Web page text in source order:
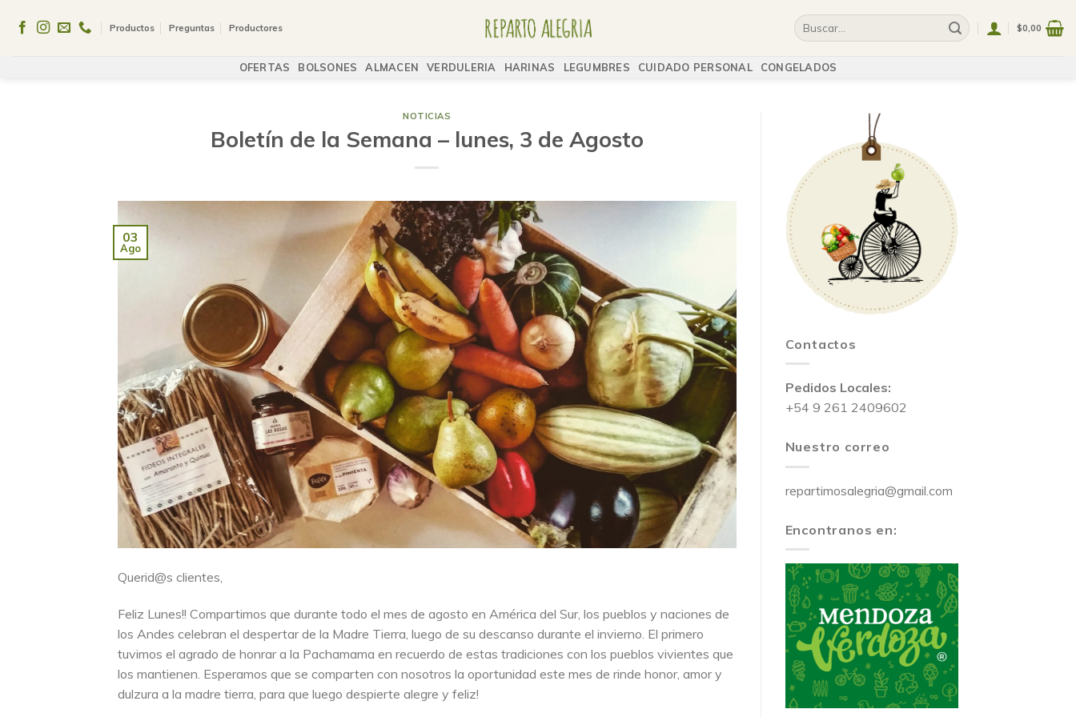
Productos Preguntas Productores $0,00
OFERTAS BOLSONES ALMACEN VERDULERIA HARINAS LEGUMBRES CUIDADO PERSONAL CONGELADOS
NOTICIAS
Boletín de la Semana – lunes, 3 de Agosto
03
Ago
Querid@s clientes,
Feliz Lunes!! Compartimos que durante todo el mes de agosto en América del Sur, los pueblos y naciones de
los Andes celebran el despertar de la Madre Tierra, luego de su descanso durante el invierno. El primero
tuvimos el agrado de honrar a la Pachamama en recuerdo de estas tradiciones con los pueblos vivientes que
los mantienen. Esperamos que se comparten con nosotros la oportunidad este mes de rinde honor, amor y
dulzura a la madre tierra, para que luego despierte alegre y feliz!
Contactos
Pedidos Locales:
+54 9 261 2409602
Nuestro correo
repartimosalegria@gmail.com
Encontranos en: